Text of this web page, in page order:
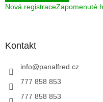
Nová registraceZapomenuté
Kontakt
info@panalfred.cz
777 858 853
777 858 853